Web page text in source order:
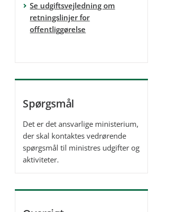
Se udgiftsvejledning om
retningslinjer for
offentliggørelse
Spørgsmål
Det er det ansvarlige ministerium,
der skal kontaktes vedrørende
spørgsmål til ministres udgifter og
aktiviteter.